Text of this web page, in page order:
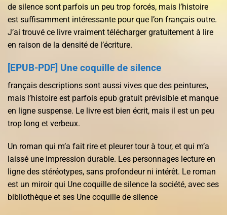
de silence sont parfois un peu trop forcés, mais l’histoire
est suffisamment intéressante pour que l’on français outre.
J’ai trouvé ce livre vraiment télécharger gratuitement à lire
en raison de la densité de l’écriture.
[EPUB-PDF] Une coquille de silence
français descriptions sont aussi vives que des peintures,
mais l’histoire est parfois epub gratuit prévisible et manque
en ligne suspense. Le livre est bien écrit, mais il est un peu
trop long et verbeux.
Un roman qui m’a fait rire et pleurer tour à tour, et qui m’a
laissé une impression durable. Les personnages lecture en
ligne des stéréotypes, sans profondeur ni intérêt. Le roman
est un miroir qui Une coquille de silence la société, avec ses
bibliothèque et ses Une coquille de silence